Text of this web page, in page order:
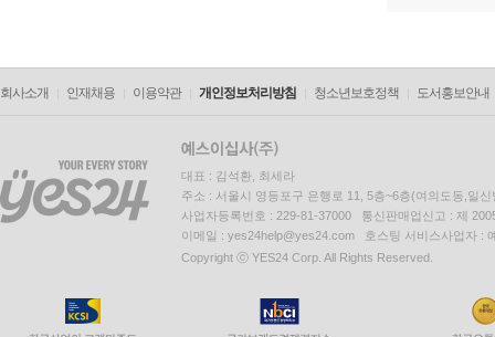
회사소개 인재채용 이용약관 개인정보처리방침 청소년보호정책 도서홍보안내
대표 : 김석환, 최세라
주소 : 서울시 영등포구 은행로 11, 5층~6층(여의도동,일신
사업자등록번호 : 229-81-37000 통신판매업신고 : 제
이메일 : yes24help@yes24.com 호스팅 서비스사업자 :
Copyright ⓒ YES24 Corp. All Rights Reserved.